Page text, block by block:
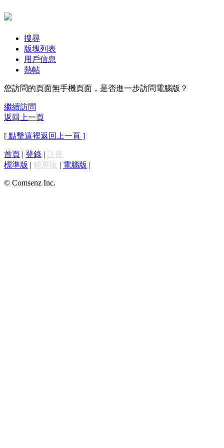
搜尋
版塊列表
用戶信息
熱帖
您訪問的頁面無手機頁面，是否進一步訪問電腦版？
繼續訪問
返回上一頁
[ 點擊這裡返回上一頁 ]
首頁 | 登錄 | 註冊
標準版 | 觸屏版 | 電腦版 |
© Comsenz Inc.